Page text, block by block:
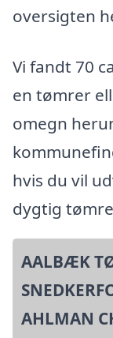
oversigten
Vi fandt 70
en tømrer
omegn
hvis du vil
dygtig
AALBÆK
AHLMAN